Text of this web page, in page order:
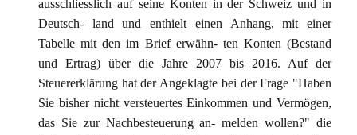
ausschliesslich auf seine Konten in der Schweiz und in
Deutsch- land und enthielt einen Anhang, mit einer
Tabelle mit den im Brief erwähn- ten Konten (Bestand
und Ertrag) über die Jahre 2007 bis 2016. Auf der
Steuererklärung hat der Angeklagte bei der Frage "Haben
Sie bisher nicht versteuertes Einkommen und Vermögen,
das Sie zur Nachbesteuerung an- melden wollen?" die